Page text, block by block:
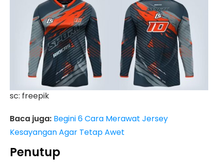
sc: freepik
Baca juga: Begini 6 Cara Merawat Jersey
Kesayangan Agar Tetap Awet
Penutup